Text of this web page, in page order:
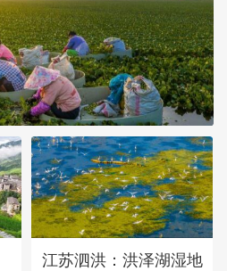
江苏泗洪：洪泽湖湿地